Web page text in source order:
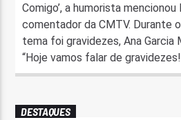
Comigo’, a humorista mencionou
comentador da CMTV. Durante
tema foi gravidezes, Ana Garcia
“Hoje vamos falar de
DESTAQUES